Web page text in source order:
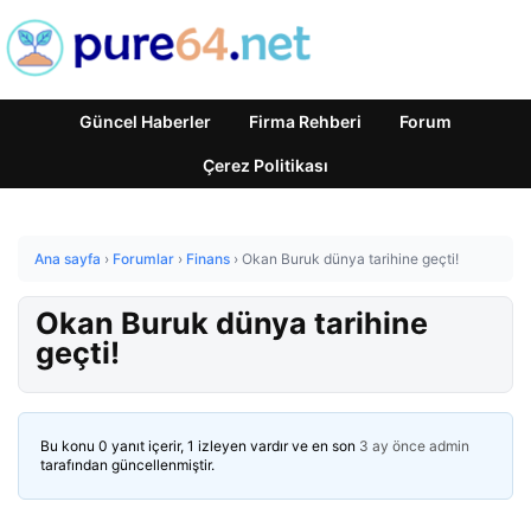
Güncel Haberler Firma Rehberi Forum
Çerez Politikası
Ana sayfa › Forumlar › Finans › Okan Buruk dünya tarihine geçti!
Okan Buruk dünya tarihine
geçti!
Bu konu 0 yanıt içerir, 1 izleyen vardır ve en son 3 ay önce admin
tarafından güncellenmiştir.